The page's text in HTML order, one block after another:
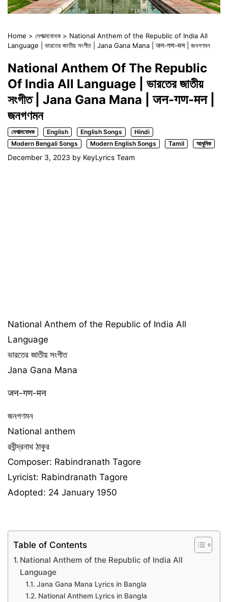
Home > দেশাত্মবোধক> National Anthem of the Republic of India All
Language | ভারতের জাতীয় সংগীত | Jana Gana Mana | जन-गण-मन | জনগণমন
National Anthem Of The Republic
Of India All Language | ভারতের জাতীয়
সংগীত | Jana Gana Mana | जन-गण-मन |
জনগণমন
দেশাত্মবোধক English English Songs
Hindi
Modern Bengali Songs
Modern English Songs Tamil আধুনিক
December 3, 2023 by KeyLyrics Team
National Anthem of the Republic of India All
Language
ভারতের জাতীয় সংগীত
Jana Gana Mana
जन-गण-मन
জনগণমন
National anthem
রবীন্দ্রনাথ ঠাকুর
Composer: Rabindranath Tagore
Lyricist: Rabindranath Tagore
Adopted: 24 January 1950
Table of Contents
National Anthem of the Republic of India All
Language
Jana Gana Mana Lyrics in Bangla
National Anthem Lyrics in Bangla